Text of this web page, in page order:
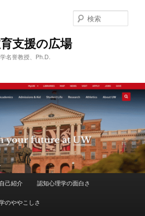
支援の広場
誉教授、Ph.D.
索
己紹介 認知心理学の面白さ
のややこしさ